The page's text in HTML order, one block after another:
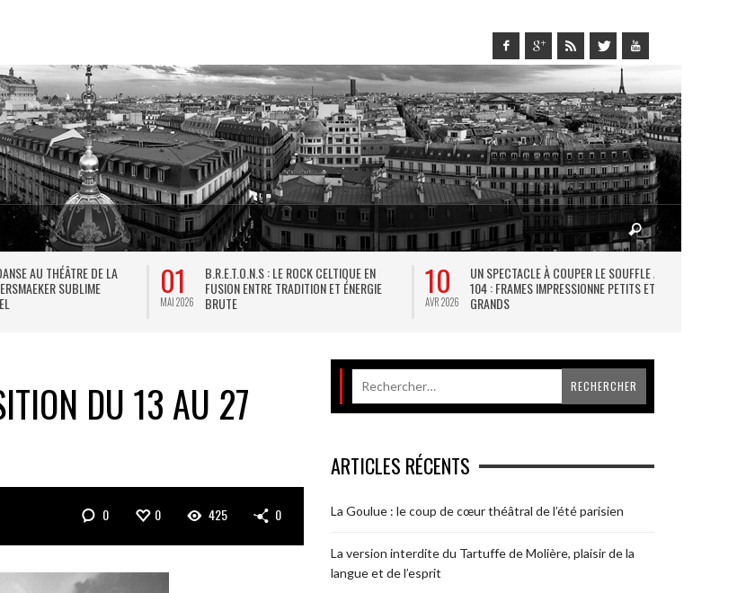
AU THÉÂTRE DE LA
SUBLIME
01
MAI 2026
B.R.E.T.O.N.S : LE ROCK CELTIQUE EN
FUSION ENTRE TRADITION ET ÉNERGIE
BRUTE
10
AVR 2026
UN SPECTACLE À COUPER LE SOUFFLE AU
104 : FRAMES IMPRESSIONNE PETITS ET
GRANDS
DU 13 AU 27
0 0 425 0
ARTICLES RÉCENTS
La Goulue : le coup de cœur théâtral de l’été parisien
La version interdite du Tartuffe de Molière, plaisir de la
langue et de l’esprit